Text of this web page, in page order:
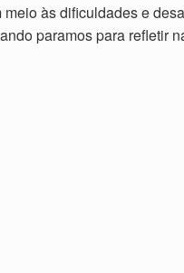
às dificuldades e
paramos para refletir